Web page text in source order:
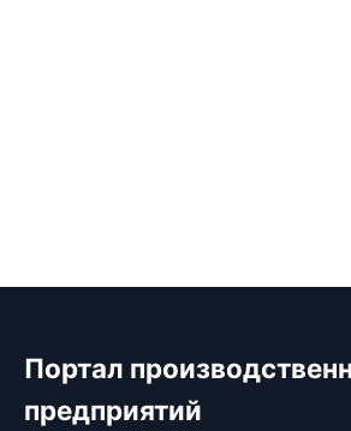
Портал
предприятий